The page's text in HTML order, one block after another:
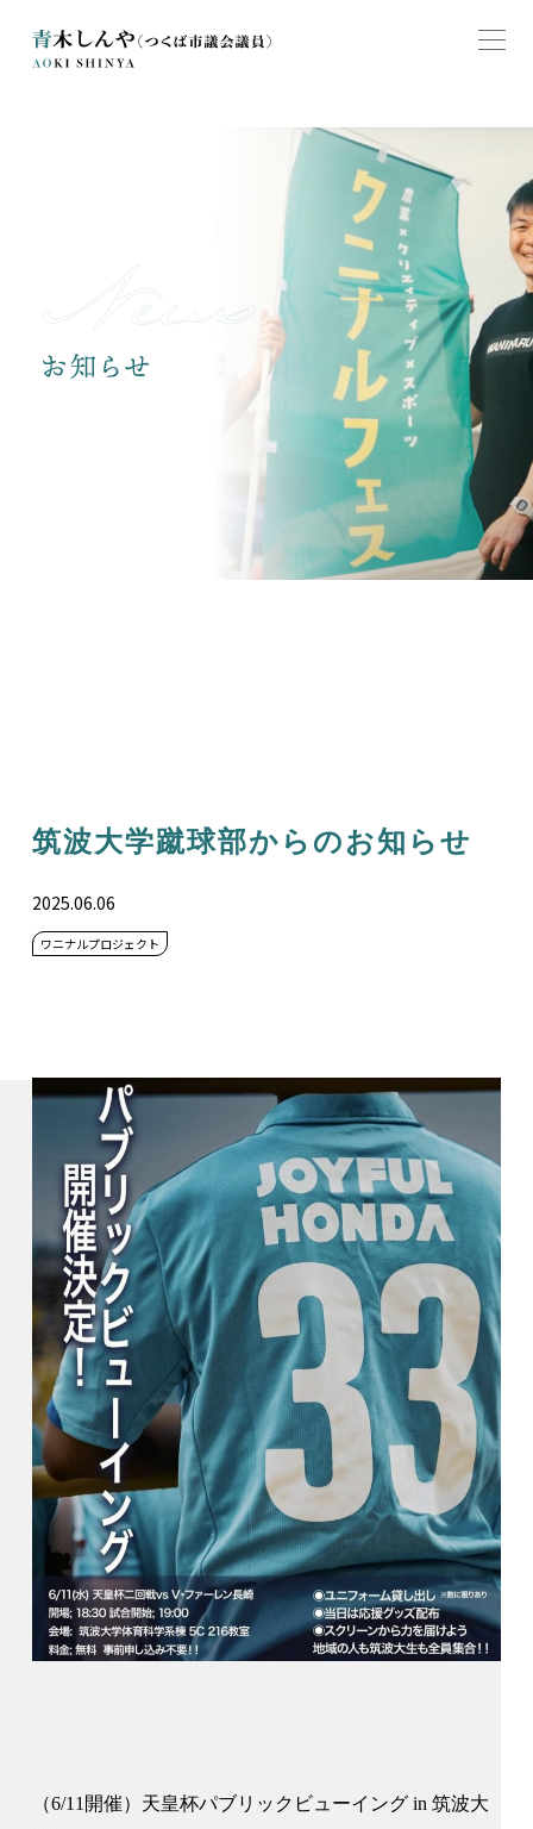
筑波大学蹴球部からのお知らせ
2025.06.06
ワニナルプロジェクト
（6/11開催）天皇杯パブリックビューイング in 筑波大